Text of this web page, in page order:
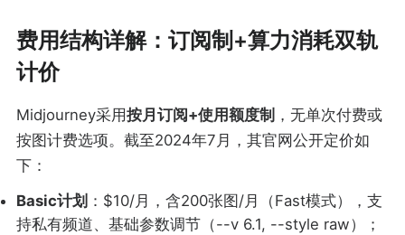
费用结构详解：订阅制+算力消耗双轨
计价
Midjourney采用按月订阅+使用额度制 ，无单次付费或
按图计费选项。截至2024年7月，其官网公开定价如
下：
Basic计划 ：$10/月，含200张图/月（Fast模式），支
持私有频道、基础参数调节（--v 6.1, --style raw）；